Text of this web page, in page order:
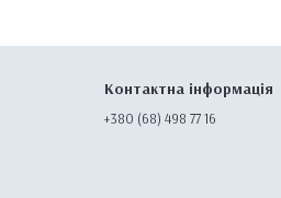
Контактна інформація
+380 (68) 498 77 16